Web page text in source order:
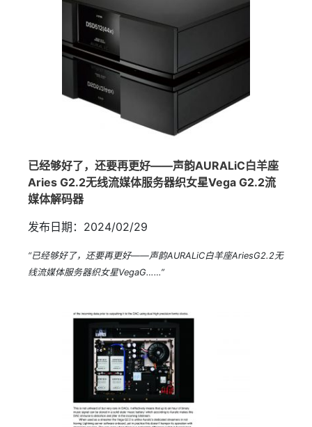
已经够好了，还要再更好——声韵AURALiC白羊座
Aries G2.2无线流媒体服务器织女星Vega G2.2流
媒体解码器
发布日期：2024/02/29
“已经够好了，还要再更好——声韵AURALiC白羊座AriesG2.2无
线流媒体服务器织女星VegaG……”